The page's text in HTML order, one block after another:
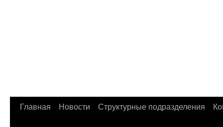
Главная Новости Структурные подразделения